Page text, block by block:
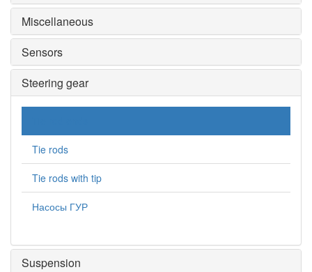
Miscellaneous
Sensors
Steering gear
Tie rods
Tie rods with tip
Насосы ГУР
Suspension